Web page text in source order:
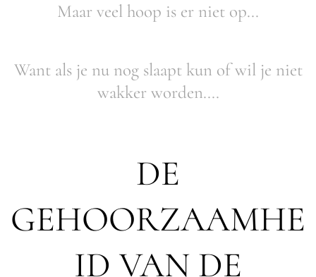
Maar veel hoop is er niet op...
Want als je nu nog slaapt kun of wil je niet
wakker worden....
DE
GEHOORZAAMHE
ID VAN DE